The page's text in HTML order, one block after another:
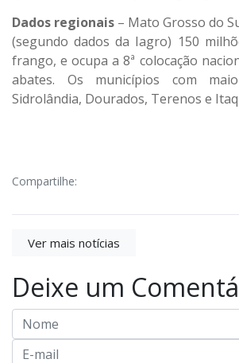
Dados regionais – Mato Grosso do
(segundo dados da Iagro) 150
frango, e ocupa a 8ª colocação
abates. Os municípios com
Sidrolândia, Dourados, Terenos e
Compartilhe:
Ver mais notícias
Deixe um